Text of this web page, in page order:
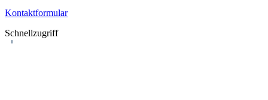
Kontaktformular
Schnellzugriff